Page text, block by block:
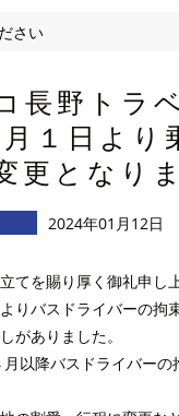
長野トラ
１日より
更となり
2024年01月12日
てを賜り厚く御礼申し
りバスドライバーの拘
がありました。
以降バスドライバー